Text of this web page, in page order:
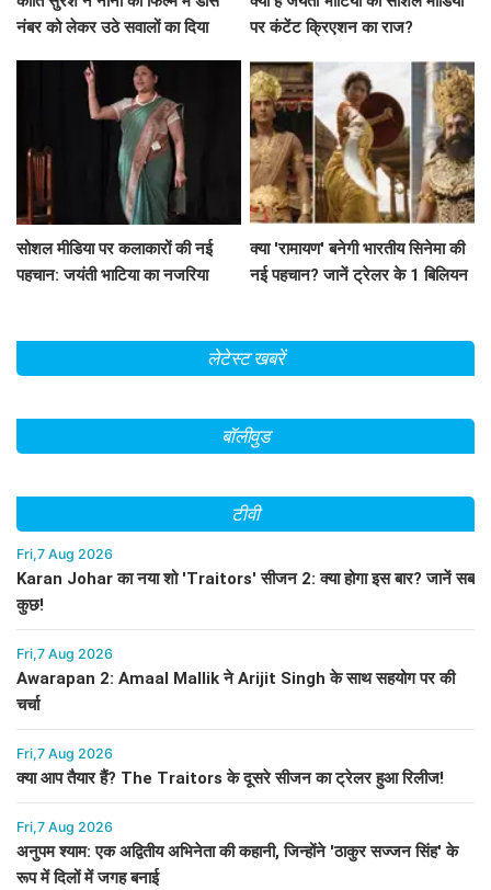
नंबर को लेकर उठे सवालों का दिया
पर कंटेंट क्रिएशन का राज?
सोशल मीडिया पर कलाकारों की नई
पहचान: जयंती भाटिया का नजरिया
क्या 'रामायण' बनेगी भारतीय सिनेमा की
नई पहचान? जानें ट्रेलर के 1 बिलियन
लेटेस्ट खबरें
बॉलीवुड
टीवी
Fri,7 Aug 2026
Karan Johar का नया शो 'Traitors' सीजन 2: क्या होगा इस बार? जानें सब
कुछ!
Fri,7 Aug 2026
Awarapan 2: Amaal Mallik ने Arijit Singh के साथ सहयोग पर की
चर्चा
Fri,7 Aug 2026
क्या आप तैयार हैं? The Traitors के दूसरे सीजन का ट्रेलर हुआ रिलीज!
Fri,7 Aug 2026
अनुपम श्याम: एक अद्वितीय अभिनेता की कहानी, जिन्होंने 'ठाकुर सज्जन सिंह' के
रूप में दिलों में जगह बनाई